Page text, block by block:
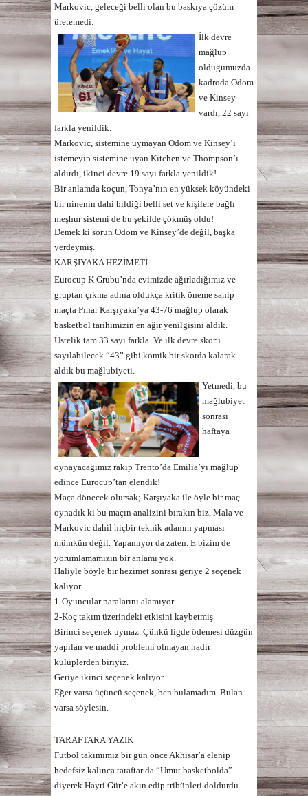
Markovic, geleceği belli olan bu baskıya çözüm
üretemedi.
İlk devre
mağlup
olduğumuzda
kadroda Odom
ve Kinsey
vardı, 22 sayı
farkla yenildik.
Markovic, sistemine uymayan Odom ve Kinsey’i
istemeyip sistemine uyan Kitchen ve Thompson’ı
aldırdı, ikinci devre 19 sayı farkla yenildik!
Bir anlamda koçun, Tonya’nın en yüksek köyündeki
bir ninenin dahi bildiği belli set ve kişilere bağlı
meşhur sistemi de bu şekilde çökmüş oldu!
Demek ki sorun Odom ve Kinsey’de değil, başka
yerdeymiş.
KARŞIYAKA HEZİMETİ
Eurocup K Grubu’nda evimizde ağırladığımız ve
gruptan çıkma adına oldukça kritik öneme sahip
maçta Pınar Karşıyaka’ya 43-76 mağlup olarak
basketbol tarihimizin en ağır yenilgisini aldık.
Üstelik tam 33 sayı farkla. Ve ilk devre skoru
sayılabilecek “43” gibi komik bir skorda kalarak
aldık bu mağlubiyeti.
Yetmedi, bu
mağlubiyet
sonrası
haftaya
oynayacağımız rakip Trento’da Emilia’yı mağlup
edince Eurocup’tan elendik!
Maça dönecek olursak; Karşıyaka ile öyle bir maç
oynadık ki bu maçın analizini bırakın biz, Mala ve
Markovic dahil hiçbir teknik adamın yapması
mümkün değil. Yapamıyor da zaten. E bizim de
yorumlamamızın bir anlamı yok.
Haliyle böyle bir hezimet sonrası geriye 2 seçenek
kalıyor..
1-Oyuncular paralarını alamıyor.
2-Koç takım üzerindeki etkisini kaybetmiş.
Birinci seçenek uymaz. Çünkü ligde ödemesi düzgün
yapılan ve maddi problemi olmayan nadir
kulüplerden biriyiz.
Geriye ikinci seçenek kalıyor.
Eğer varsa üçüncü seçenek, ben bulamadım. Bulan
varsa söylesin.
TARAFTARA YAZIK
Futbol takımımız bir gün önce Akhisar’a elenip
hedefsiz kalınca taraftar da “Umut basketbolda”
diyerek Hayri Gür’e akın edip tribünleri doldurdu.